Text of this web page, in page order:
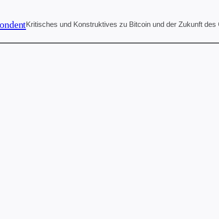
Kritisches und Konstruktives zu Bitcoin und der Zukunft des